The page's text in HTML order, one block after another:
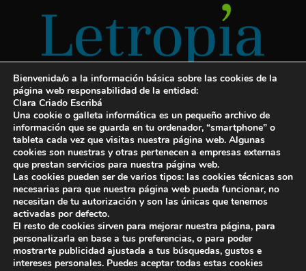
Servicios para escritores
¡Letropía te ayuda con tu libro!
Autopublicar un libro
Cuanto cuesta publicar un libro
Cómo escribir un libro y publicarlo
Bienvenida/o a la información básica sobre las cookies de la
página web responsabilidad de la entidad:
Clara Criado Escribá
Una cookie o galleta informática es un pequeño archivo de
información que se guarda en tu ordenador, “smartphone” o
tableta cada vez que visitas nuestra página web. Algunas
cookies son nuestras y otras pertenecen a empresas externas
que prestan servicios para nuestra página web.
Las cookies pueden ser de varios tipos: las cookies técnicas son
necesarias para que nuestra página web pueda funcionar, no
necesitan de tu autorización y son las únicas que tenemos
activadas por defecto.
El resto de cookies sirven para mejorar nuestra página, para
personalizarla en base a tus preferencias, o para poder
mostrarte publicidad ajustada a tus búsquedas, gustos e
intereses personales. Puedes aceptar todas estas cookies